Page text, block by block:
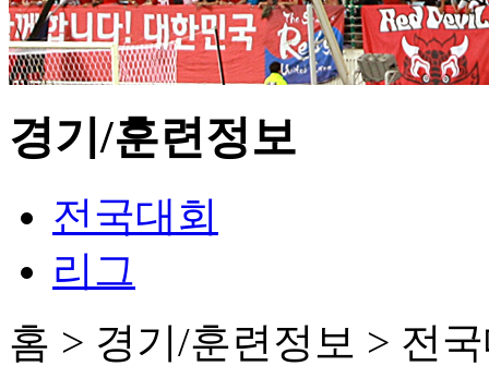
경기/훈련정보
전국대회
리그
홈 > 경기/훈련정보 > 전